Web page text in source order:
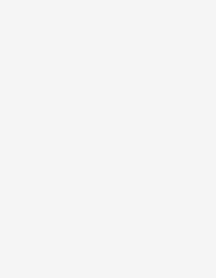
他のひとの目標を立てると
にはあります。 ほかのひと
感覚を覚えるはず。その体
1. 他の参加メンバーへの迷
ルール違反と判断した場合
2. トラブルの原因になりか